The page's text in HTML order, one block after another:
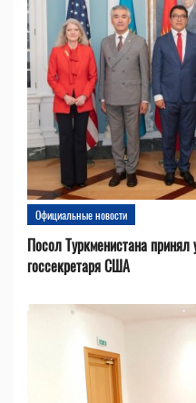
Официальные новости
Посол Туркменистана принял
госсекретаря США